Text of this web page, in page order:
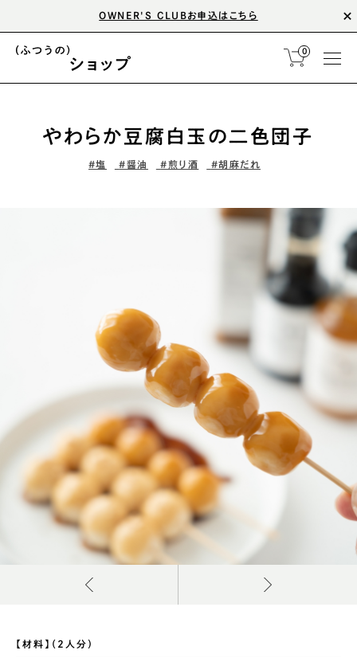
OWNER'S CLUBお申込はこちら
0
やわらか豆腐白玉の二色団子
#塩 #醤油 #煎り酒 #胡麻だれ
【材料】（2人分）